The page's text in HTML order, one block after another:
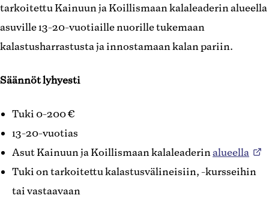
tarkoitettu Kainuun ja Koillismaan kalaleaderin alueella
asuville 13-20-vuotiaille nuorille tukemaan
kalastusharrastusta ja innostamaan kalan pariin.
Säännöt lyhyesti
Tuki 0-200 €
13-20-vuotias
Asut Kainuun ja Koillismaan kalaleaderinalueella
Tuki on tarkoitettu kalastusvälineisiin, -kursseihin
tai vastaavaan